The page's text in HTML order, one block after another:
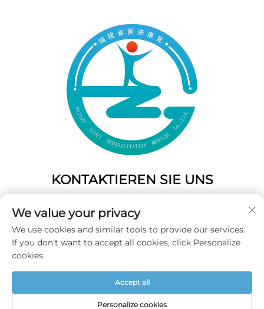
KONTAKTIEREN SIE UNS
China
Tel.:+86-19859128239
E-Mail:
Co.,Ltd Alle Rechte vorbehalten -Datenschutzrichtlinie
We value your privacy
We use cookies and similar tools to provide our services.
If you don't want to accept all cookies, click Personalize
cookies.
Personalize cookies
Accept all